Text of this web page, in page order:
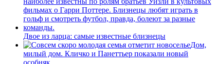
Двое из ларца: самые известные близнецы
Дом,
милый дом. Кличко и Панеттьер показали новый
особняк